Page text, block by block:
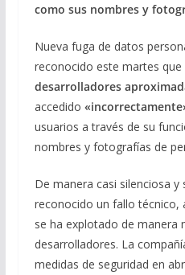
como sus nombres y
Nueva fuga de datos
reconocido este martes que
desarrolladores
accedido
usuarios a través de su
nombres y fotografías de
De manera casi silenciosa y
reconocido un fallo técnico,
se ha explotado de manera
desarrolladores. La
medidas de seguridad en